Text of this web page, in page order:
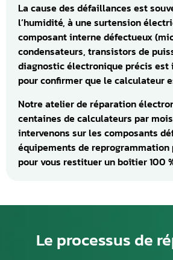
La cause des défaillances est
l’humidité, à une surtension
composant interne défectueux
condensateurs, transistors de
diagnostic électronique précis est
pour confirmer que le calculateur
Notre atelier de réparation
centaines de calculateurs par
intervenons sur les composants
équipements de reprogrammation
pour vous restituer un boîtier 100
Le processus de